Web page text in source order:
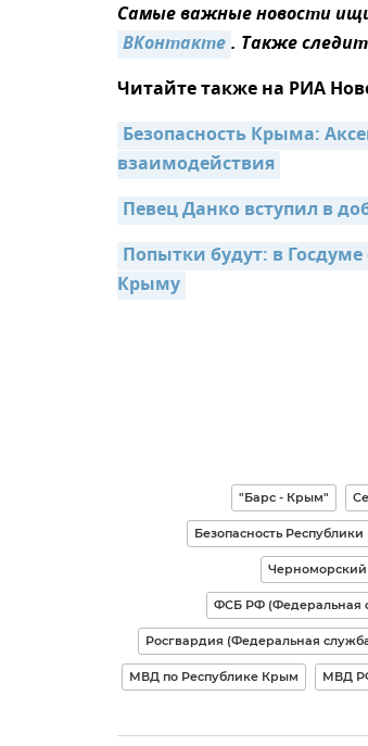
Самые важные новости
ВКонтакте. Также
Читайте также на РИА
Безопасность Крыма:
взаимодействия
Певец Данко вступил в
Попытки будут: в
Крыму
"Барс - Крым"
Безопасность
ФСБ РФ (Федеральная
Росгвардия (Федеральная
МВД по Республике Крым МВД